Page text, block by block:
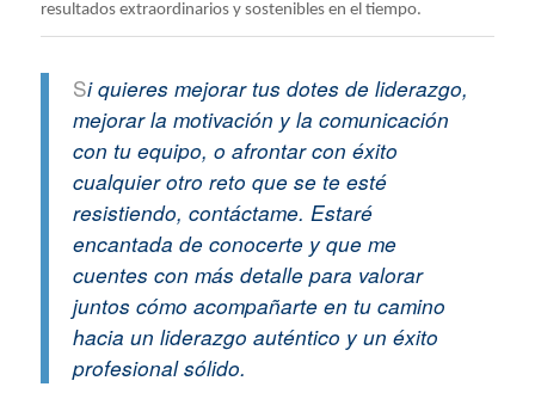
resultados extraordinarios y sostenibles en el tiempo.
Si quieres mejorar tus dotes de liderazgo,
mejorar la motivación y la comunicación
con tu equipo, o afrontar con éxito
cualquier otro reto que se te esté
resistiendo, contáctame. Estaré
encantada de conocerte y que me
cuentes con más detalle para valorar
juntos cómo acompañarte en tu camino
hacia un liderazgo auténtico y un éxito
profesional sólido.